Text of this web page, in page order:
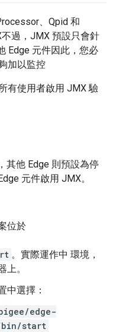
、Qpid 和
過，JMX 預設只會針
Edge 元件因此，您必
加以監控
有使用者啟用 JMX 驗
其他 Edge 則預設為停
元件啟用 JMX。
位於
。實際運作中 環境，
上。
中選擇：
edge-
bin/start